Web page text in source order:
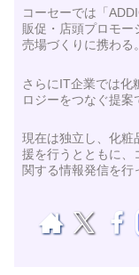
コーセーでは「
販促・店頭プロモー
売場づくりに携わる。
さらにIT企業では化
ロジーをつなぐ提案
現在は独立し、化粧
援を行うとともに、
関する情報発信を行